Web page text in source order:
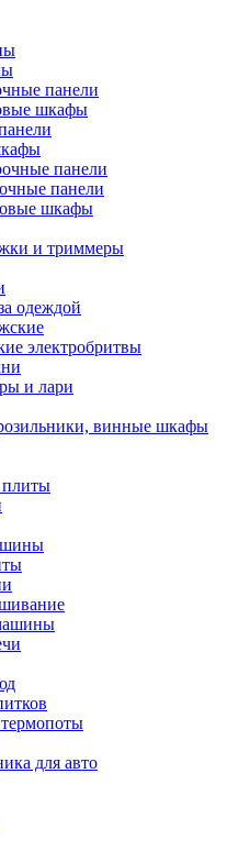
панели
шкафы
панели
панели
шкафы
и триммеры
одеждой
электробритвы
и лари
винные шкафы
для авто